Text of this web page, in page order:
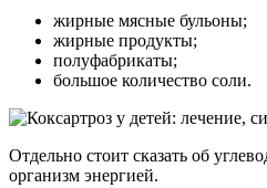
жирные мясные бульоны;
жирные продукты;
полуфабрикаты;
большое количество соли.
Отдельно стоит сказать об
организм энергией.